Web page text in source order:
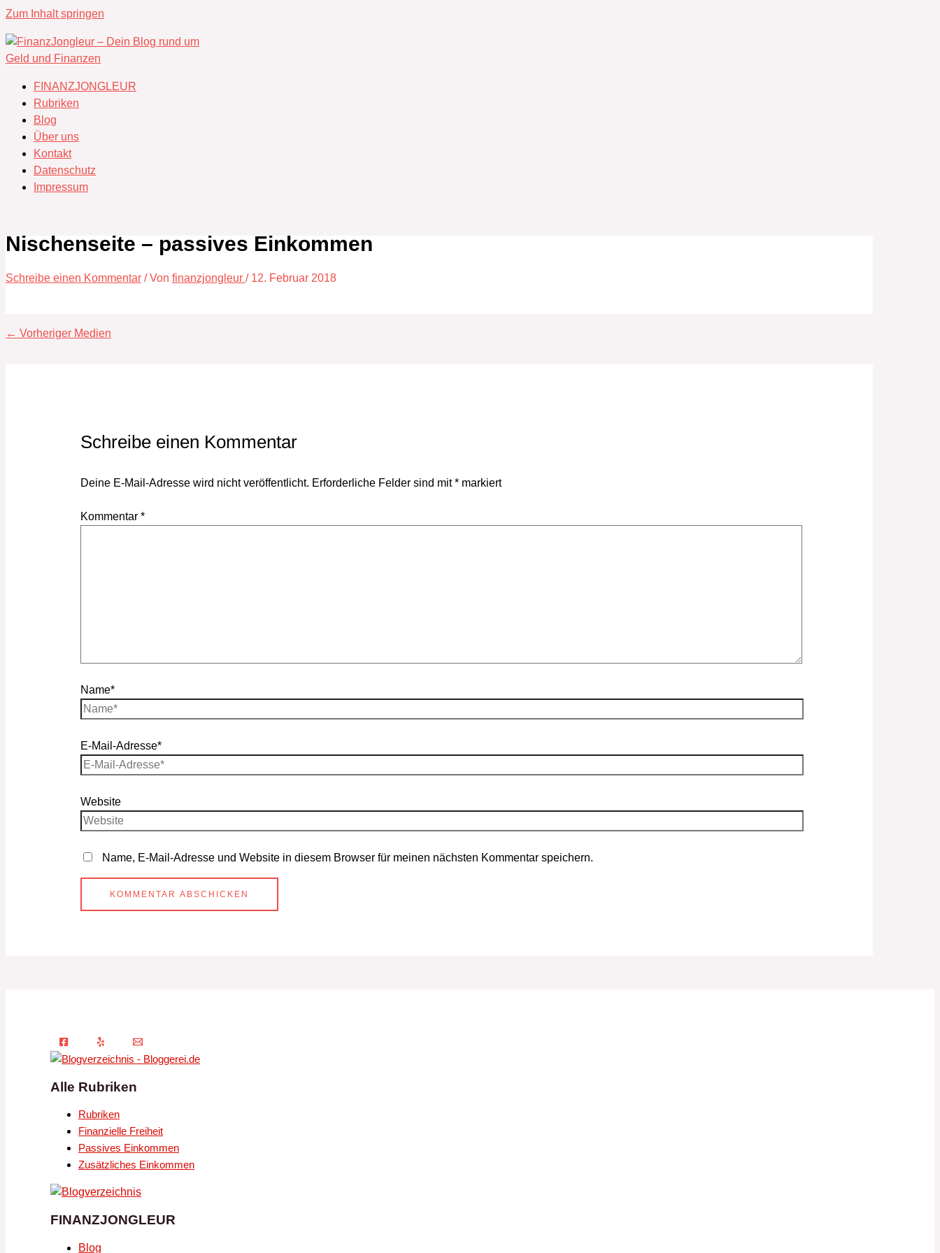
Zum Inhalt springen
FINANZJONGLEUR
Rubriken
Blog
Über uns
Kontakt
Datenschutz
Impressum
Nischenseite – passives Einkommen
Schreibe einen Kommentar / Von finanzjongleur / 12. Februar 2018
← Vorheriger Medien
Schreibe einen Kommentar
Deine E-Mail-Adresse wird nicht veröffentlicht. Erforderliche Felder sind mit*markiert
Kommentar *
Name*
E-Mail-Adresse*
Website
Name, E-Mail-Adresse und Website in diesem Browser für meinen nächsten Kommentar speichern.
Alle Rubriken
Rubriken
Finanzielle Freiheit
Passives Einkommen
Zusätzliches Einkommen
FINANZJONGLEUR
Blog